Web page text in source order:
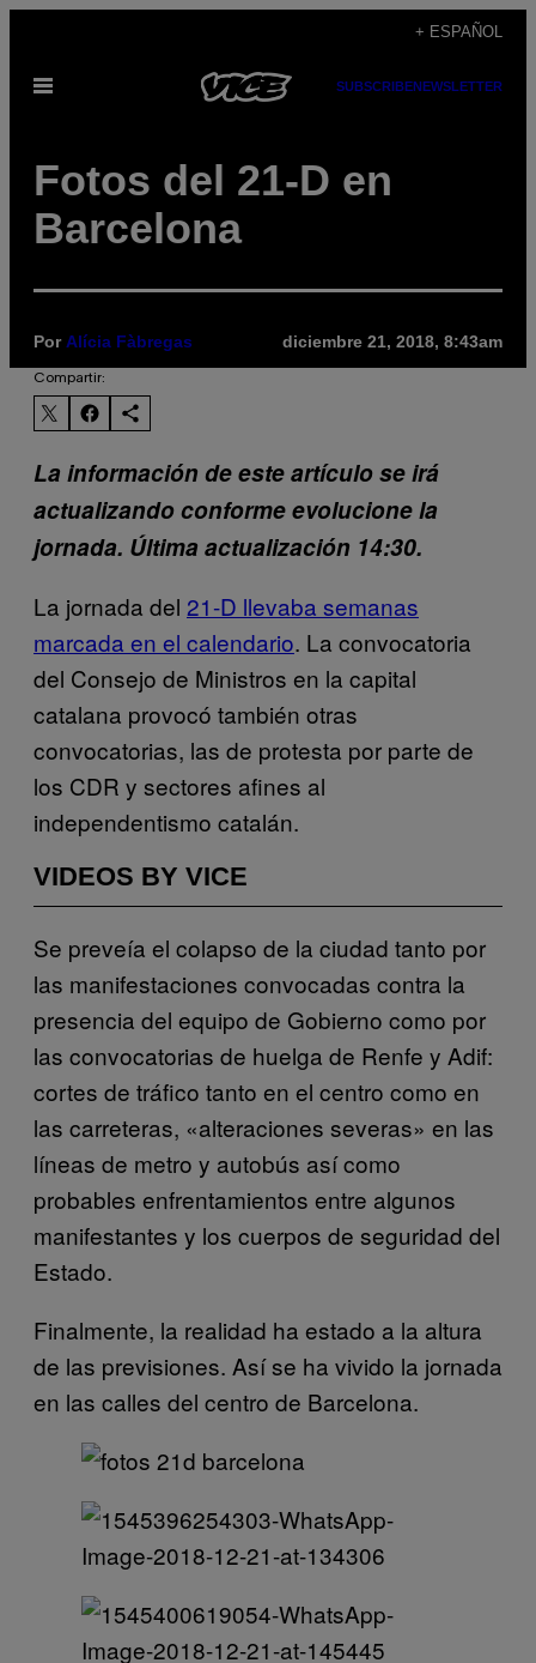
contenido
+ ESPAÑOL
Abrir
SUBSCRIBENEWSLETTER
Fotos del 21-D en
Barcelona
Por Alícia Fàbregas diciembre 21, 2018, 8:43am
Compartir:
La información de este artículo se irá
actualizando conforme evolucione la
jornada. Última actualización 14:30.
La jornada del 21-D llevaba semanas
marcada en el calendario. La convocatoria
del Consejo de Ministros en la capital
catalana provocó también otras
convocatorias, las de protesta por parte de
los CDR y sectores afines al
independentismo catalán.
VIDEOS BY VICE
Se preveía el colapso de la ciudad tanto por
las manifestaciones convocadas contra la
presencia del equipo de Gobierno como por
las convocatorias de huelga de Renfe y Adif:
cortes de tráfico tanto en el centro como en
las carreteras, «alteraciones severas» en las
líneas de metro y autobús así como
probables enfrentamientos entre algunos
manifestantes y los cuerpos de seguridad del
Estado.
Finalmente, la realidad ha estado a la altura
de las previsiones. Así se ha vivido la jornada
en las calles del centro de Barcelona.